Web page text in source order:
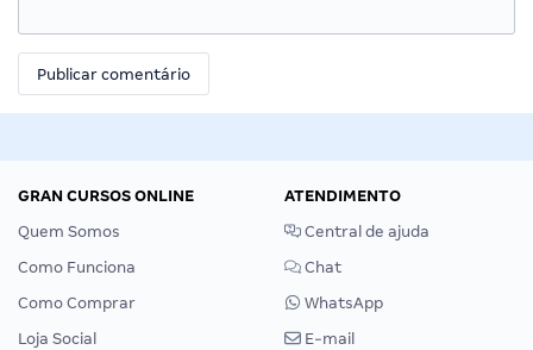
GRAN CURSOS ONLINE
Quem Somos
Como Funciona
Como Comprar
Loja Social
ATENDIMENTO
Central de ajuda
Chat
WhatsApp
E-mail